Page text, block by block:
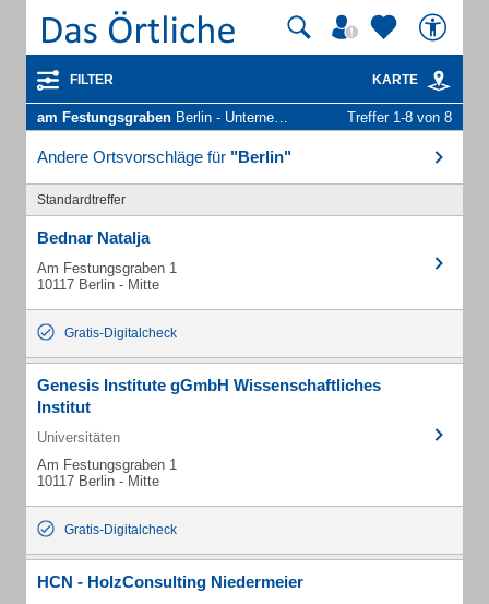
FILTER KARTE
am Festungsgraben Berlin - Unternehmen und Personen Treffer 1-8 von 8
Andere Ortsvorschläge für "Berlin"
Standardtreffer
Bednar Natalja
Am Festungsgraben 1
10117 Berlin - Mitte
Gratis-Digitalcheck
Genesis Institute gGmbH Wissenschaftliches
Institut
Universitäten
Am Festungsgraben 1
10117 Berlin - Mitte
Gratis-Digitalcheck
HCN - HolzConsulting Niedermeier